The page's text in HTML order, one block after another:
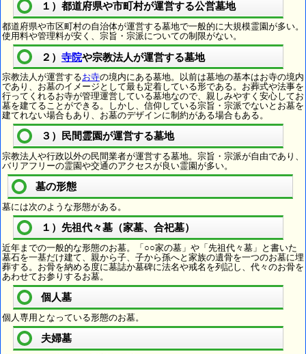
１）都道府県や市町村が運営する公営墓地
都道府県や市区町村の自治体が運営する墓地で一般的に大規模霊園が多い。
使用料や管理料が安く、宗旨・宗派についての制限がない。
２） 寺院や宗教法人が運営する墓地
宗教法人が運営するお寺の境内にある墓地。以前は墓地の基本はお寺の境内
であり、お墓のイメージとして最も定着している形である。お葬式や法事を
行ってくれるお寺が管理運営している墓地なので、親しみやすく安心してお
墓を建てることができる。しかし、信仰している宗旨・宗派でないとお墓を
建てれない場合もあり、お墓のデザインに制約がある場合もある。
３）民間霊園が運営する墓地
宗教法人や行政以外の民間業者が運営する墓地。宗旨・宗派が自由であり、
バリアフリーの霊園や交通のアクセスが良い霊園が多い。
墓の形態
墓には次のような形態がある。
１）先祖代々墓（家墓、合祀墓）
近年までの一般的な形態のお墓。「○○家の墓」や「先祖代々墓」と書いた
墓石を一基だけ建て、親から子、子から孫へと家族の遺骨を一つのお墓に埋
葬する。お骨を納める度に墓誌か墓碑に法名や戒名を列記し、代々のお骨を
あわせてお参りするお墓。
個人墓
個人専用となっている形態のお墓。
夫婦墓